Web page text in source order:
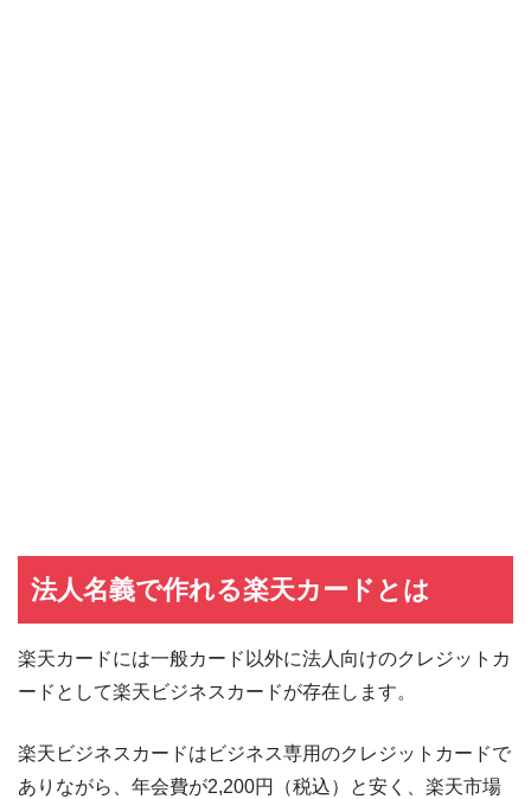
法人名義で作れる楽天カードとは
楽天カードには一般カード以外に法人向けのクレジットカ
ードとして楽天ビジネスカードが存在します。
楽天ビジネスカードはビジネス専用のクレジットカードで
ありながら、年会費が2,200円（税込）と安く、楽天市場